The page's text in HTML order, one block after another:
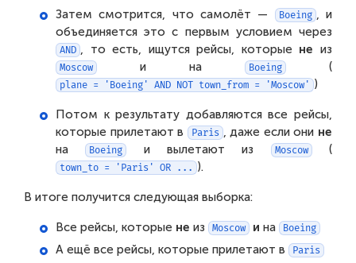
7778 5 Boeing Singapore London
8881 5 Boeing London Paris
8882 5 Boeing Paris London
Затем смотрится, что самолёт — Boeing , и
объединяется это с первым условием через
AND , то есть, ищутся рейсы, которые не из
Moscow и на Boeing (
plane = 'Boeing' AND NOT town_from = 'Moscow' )
Потом к результату добавляются все рейсы,
которые прилетают в
Paris , даже если они не
на Boeing и вылетают из Moscow (
town_to = 'Paris' OR ... ).
В итоге получится следующая выборка:
Все рейсы, которые не из Moscow и на Boeing
А ещё все рейсы, которые прилетают в Paris